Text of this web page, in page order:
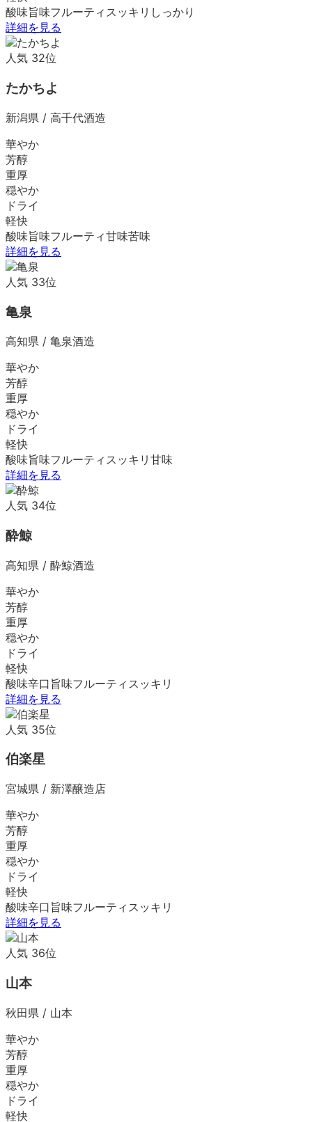
酸味旨味フルーティ スッキリ しっかり
詳細を見る
人気 32位
たかちよ
新潟県 / 高千代酒造
華やか
芳醇
重厚
穏やか
ドライ
軽快
酸味旨味フルーティ甘味苦味
詳細を見る
人気 33位
亀泉
高知県 / 亀泉酒造
華やか
芳醇
重厚
穏やか
ドライ
軽快
酸味旨味フルーティ スッキリ 甘味
詳細を見る
人気 34位
酔鯨
高知県 / 酔鯨酒造
華やか
芳醇
重厚
穏やか
ドライ
軽快
酸味辛口 旨味フルーティ スッキリ
詳細を見る
人気 35位
伯楽星
宮城県 / 新澤醸造店
華やか
芳醇
重厚
穏やか
ドライ
軽快
酸味辛口 旨味フルーティ スッキリ
詳細を見る
人気 36位
山本
秋田県 / 山本
華やか
芳醇
重厚
穏やか
ドライ
軽快